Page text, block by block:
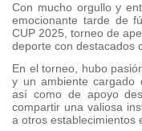
Con mucho orgullo y
emocionante tarde de
CUP 2025, torneo de
deporte con destacados
En el torneo, hubo
y un ambiente cargado
así como de apoyo
compartir una valiosa
a otros establecimientos